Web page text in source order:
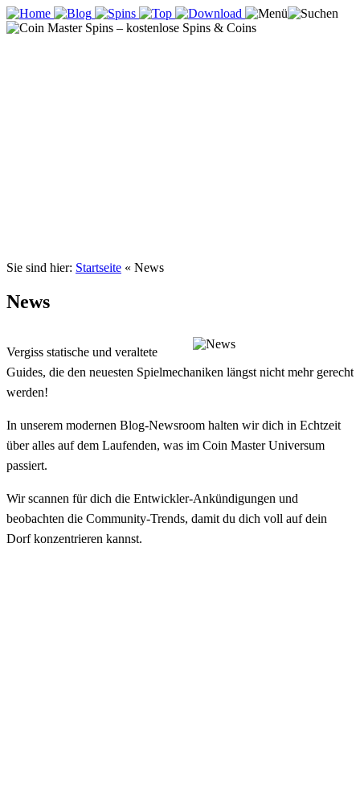
Sie sind hier: Startseite « News
News
Vergiss statische und veraltete
Guides, die den neuesten Spielmechaniken längst nicht mehr gerecht
werden!
In unserem modernen Blog-Newsroom halten wir dich in Echtzeit
über alles auf dem Laufenden, was im Coin Master Universum
passiert.
Wir scannen für dich die Entwickler-Ankündigungen und
beobachten die Community-Trends, damit du dich voll auf dein
Dorf konzentrieren kannst.